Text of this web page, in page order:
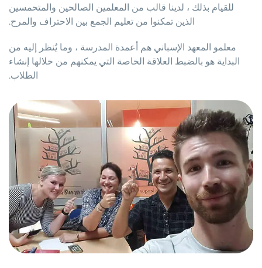
للقيام بذلك ، لدينا قالب من المعلمين الصالحين والمتحمسين
الذين تمكنوا من تعليم الجمع بين الاحتراف والمرح.
معلمو المعهد الإسباني هم أعمدة المدرسة ، وما يُنظر إليه من
البداية هو بالضبط العلاقة الخاصة التي يمكنهم من خلالها إنشاء
الطلاب.